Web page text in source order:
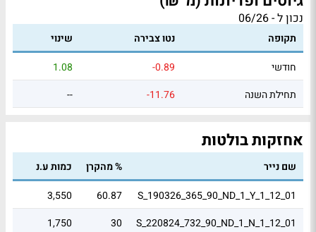
נכון ל - 06/26
תקופה נטו צבירה
שינוי
חודשי
-0.89
1.08
תחילת השנה
-11.76
--
אחזקות בולטות
שם נייר % מהקרן כמות ע.נ
S_190326_365_90_ND_1_Y_1_12_01
60.87
3,550
S_220824_732_90_ND_1_N_1_12_01
30
1,750